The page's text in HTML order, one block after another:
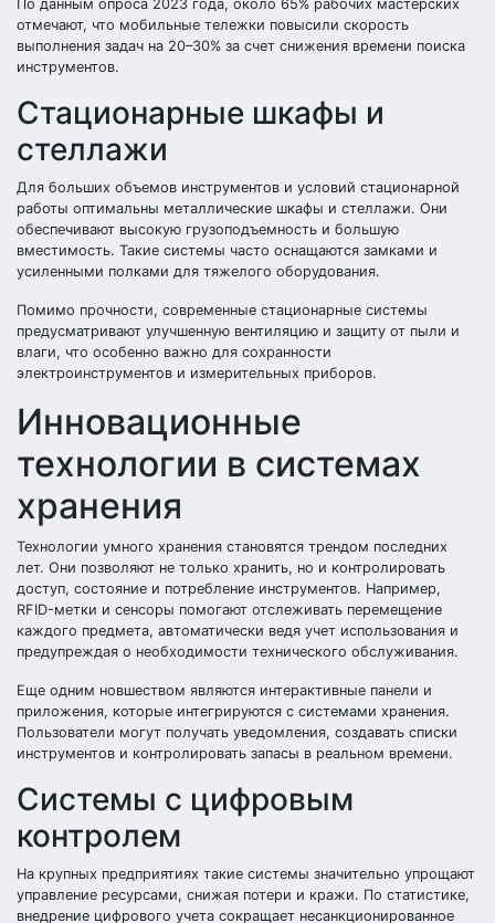
По данным опроса 2023 года, около 65% рабочих мастерских
отмечают, что мобильные тележки повысили скорость
выполнения задач на 20–30% за счет снижения времени поиска
инструментов.
Стационарные шкафы и
стеллажи
Для больших объемов инструментов и условий стационарной
работы оптимальны металлические шкафы и стеллажи. Они
обеспечивают высокую грузоподъемность и большую
вместимость. Такие системы часто оснащаются замками и
усиленными полками для тяжелого оборудования.
Помимо прочности, современные стационарные системы
предусматривают улучшенную вентиляцию и защиту от пыли и
влаги, что особенно важно для сохранности
электроинструментов и измерительных приборов.
Инновационные
технологии в системах
хранения
Технологии умного хранения становятся трендом последних
лет. Они позволяют не только хранить, но и контролировать
доступ, состояние и потребление инструментов. Например,
RFID-метки и сенсоры помогают отслеживать перемещение
каждого предмета, автоматически ведя учет использования и
предупреждая о необходимости технического обслуживания.
Еще одним новшеством являются интерактивные панели и
приложения, которые интегрируются с системами хранения.
Пользователи могут получать уведомления, создавать списки
инструментов и контролировать запасы в реальном времени.
Системы с цифровым
контролем
На крупных предприятиях такие системы значительно упрощают
управление ресурсами, снижая потери и кражи. По статистике,
внедрение цифрового учета сокращает несанкционированное